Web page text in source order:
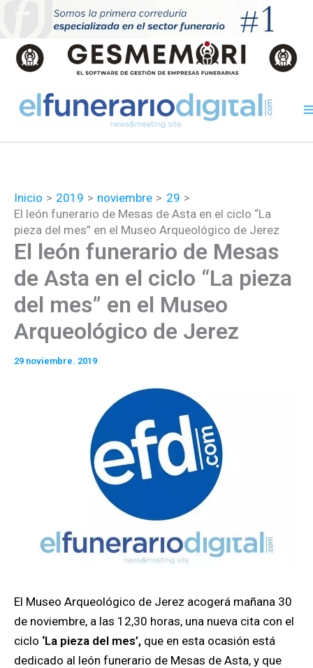
contenido
Inicio 2019 noviembre
29
El león funerario de Mesas de Asta en el ciclo “La
pieza del mes” en el Museo Arqueológico de Jerez
El león funerario de Mesas
de Asta en el ciclo “La pieza
del mes” en el Museo
Arqueológico de Jerez
29 noviembre. 2019
El Museo Arqueológico de Jerez acogerá mañana 30
de noviembre, a las 12,30 horas, una nueva cita con el
ciclo ‘La pieza del mes’, que en esta ocasión está
dedicado al león funerario de Mesas de Asta, y que